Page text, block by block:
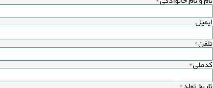
ایمیل
تلفن*
کدملی*